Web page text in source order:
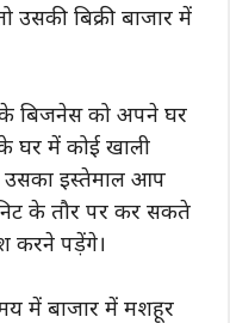
उसकी बिक्री बाजार में
के बिजनेस को अपने घर
में कोई खाली
उसका इस्तेमाल आप
के तौर पर कर सकते
करने पड़ेंगे।
में बाजार में मशहूर